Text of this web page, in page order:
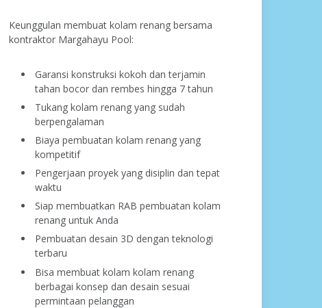
Keunggulan membuat kolam renang bersama
kontraktor Margahayu Pool:
Garansi konstruksi kokoh dan terjamin
tahan bocor dan rembes hingga 7 tahun
Tukang kolam renang yang sudah
berpengalaman
Biaya pembuatan kolam renang yang
kompetitif
Pengerjaan proyek yang disiplin dan tepat
waktu
Siap membuatkan RAB pembuatan kolam
renang untuk Anda
Pembuatan desain 3D dengan teknologi
terbaru
Bisa membuat kolam kolam renang
berbagai konsep dan desain sesuai
permintaan pelanggan